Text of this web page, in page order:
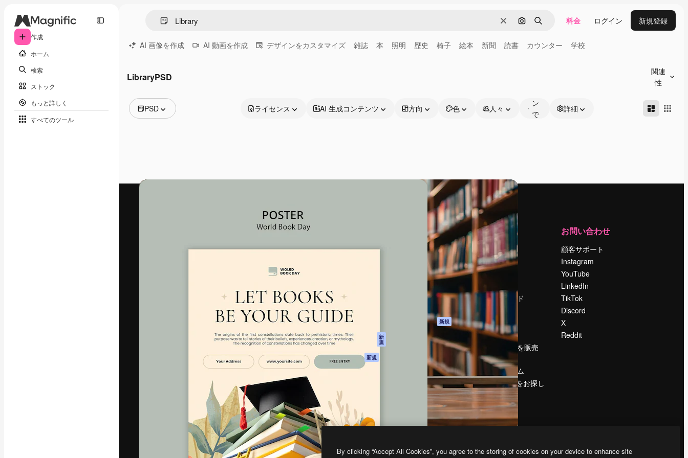
作成
ホーム
検索
ストック
もっと詳しく
すべてのツール
消去 画像で検索
検索 料金 ログイン 新規登録
AI 画像を作成 AI 動画を作成 デザインをカスタマイズ 雑誌 本 照明 歴史 椅子 絵本 新聞 読書 カウンター 学校
LibraryPSD
関連
性
PSD
動画
ライセンス AI 生成コンテンツ 方向 色 人々
ン
で
詳細
店、スタジオを含む100万人以上が利用して
Spaces
AI 音声合成ツール
ストックコンテン
ツ
Claude/ChatGPT
向けMCP
新
規
エージェント 新規
API
すべてのMagnificツ
ール
はじめに
Academy
ドキュメント
サポート
プライバシーポリ
オリジナル 新規
クッキーポリシー
トラストセンター
アフィリエイト
運営
料金
会社概要
Reviews
採用情報
検索トレンド
イベント
Slidesgo
コンテンツを販売
する
プレスルーム
magnific.aiをお探し
ですか？
お問い合わせ
顧客サポート
Instagram
YouTube
LinkedIn
TikTok
Discord
X
Reddit
Copyright © 2010-2026Freepik Company S.L.U.無断複写・転載を禁じます
By clicking “Accept All Cookies”, you agree to the storing of cookies on your device to enhance site